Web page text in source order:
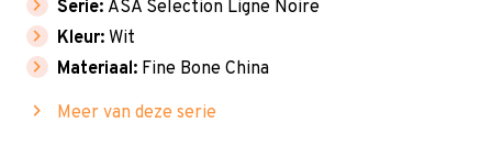
chevron_right Serie: ASA Selection Ligne Noire
chevron_right Kleur: Wit
chevron_right Materiaal: Fine Bone China
chevron_right Meer van deze serie